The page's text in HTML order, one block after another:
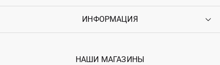
Возврат
Гарантия
Войти
Ostriv Club+
ИНФОРМАЦИЯ
Наши магазини
НАШИ МАГАЗИНЫ